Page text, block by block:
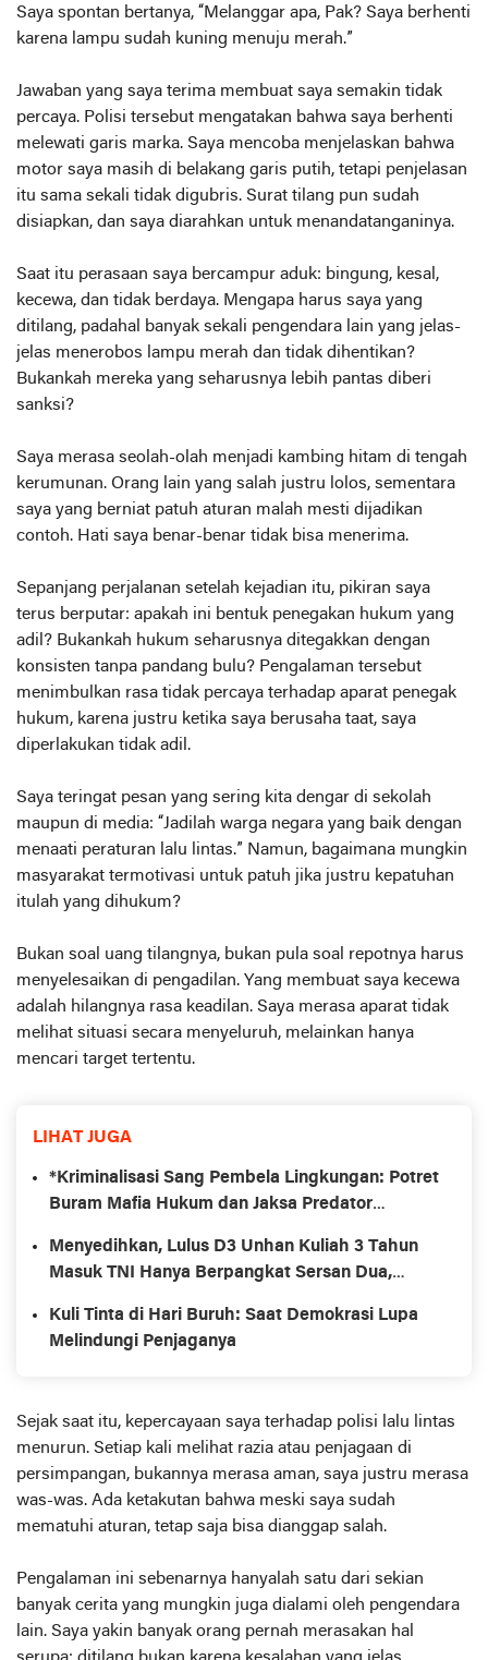
Saya spontan bertanya, “Melanggar apa, Pak? Saya berhenti
karena lampu sudah kuning menuju merah.”
Jawaban yang saya terima membuat saya semakin tidak
percaya. Polisi tersebut mengatakan bahwa saya berhenti
melewati garis marka. Saya mencoba menjelaskan bahwa
motor saya masih di belakang garis putih, tetapi penjelasan
itu sama sekali tidak digubris. Surat tilang pun sudah
disiapkan, dan saya diarahkan untuk menandatanganinya.
Saat itu perasaan saya bercampur aduk: bingung, kesal,
kecewa, dan tidak berdaya. Mengapa harus saya yang
ditilang, padahal banyak sekali pengendara lain yang jelas-
jelas menerobos lampu merah dan tidak dihentikan?
Bukankah mereka yang seharusnya lebih pantas diberi
sanksi?
Saya merasa seolah-olah menjadi kambing hitam di tengah
kerumunan. Orang lain yang salah justru lolos, sementara
saya yang berniat patuh aturan malah mesti dijadikan
contoh. Hati saya benar-benar tidak bisa menerima.
Sepanjang perjalanan setelah kejadian itu, pikiran saya
terus berputar: apakah ini bentuk penegakan hukum yang
adil? Bukankah hukum seharusnya ditegakkan dengan
konsisten tanpa pandang bulu? Pengalaman tersebut
menimbulkan rasa tidak percaya terhadap aparat penegak
hukum, karena justru ketika saya berusaha taat, saya
diperlakukan tidak adil.
Saya teringat pesan yang sering kita dengar di sekolah
maupun di media: “Jadilah warga negara yang baik dengan
menaati peraturan lalu lintas.” Namun, bagaimana mungkin
masyarakat termotivasi untuk patuh jika justru kepatuhan
itulah yang dihukum?
Bukan soal uang tilangnya, bukan pula soal repotnya harus
menyelesaikan di pengadilan. Yang membuat saya kecewa
adalah hilangnya rasa keadilan. Saya merasa aparat tidak
melihat situasi secara menyeluruh, melainkan hanya
mencari target tertentu.
LIHAT JUGA
*Kriminalisasi Sang Pembela Lingkungan: Potret
Buram Mafia Hukum dan Jaksa Predator
Menyedihkan, Lulus D3 Unhan Kuliah 3 Tahun
Masuk TNI Hanya Berpangkat Sersan Dua,
Kuli Tinta di Hari Buruh: Saat Demokrasi Lupa
Melindungi Penjaganya
Sejak saat itu, kepercayaan saya terhadap polisi lalu lintas
menurun. Setiap kali melihat razia atau penjagaan di
persimpangan, bukannya merasa aman, saya justru merasa
was-was. Ada ketakutan bahwa meski saya sudah
mematuhi aturan, tetap saja bisa dianggap salah.
Pengalaman ini sebenarnya hanyalah satu dari sekian
banyak cerita yang mungkin juga dialami oleh pengendara
lain. Saya yakin banyak orang pernah merasakan hal